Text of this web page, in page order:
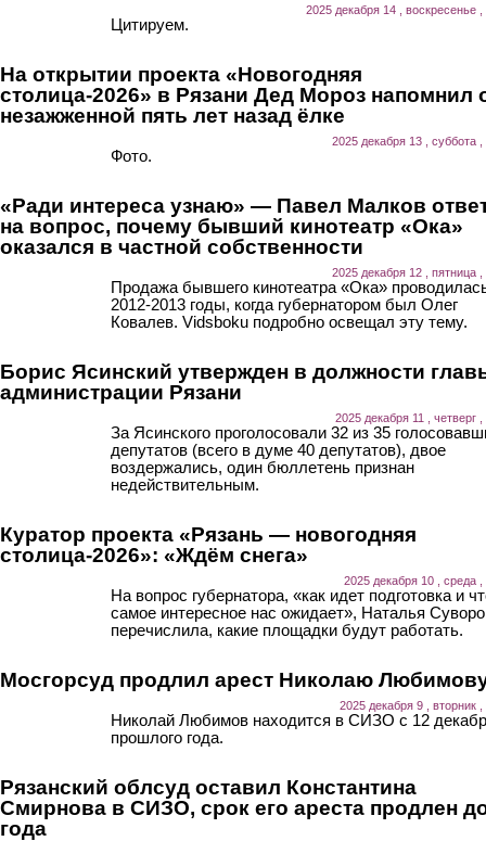
2025 декабря 14 , воскресенье ,
Цитируем.
На открытии проекта «Новогодняя
столица-2026» в Рязани Дед Мороз напомнил
незажженной пять лет назад ёлке
2025 декабря 13 , суббота ,
Фото.
«Ради интереса узнаю» — Павел Малков
на вопрос, почему бывший кинотеатр «Ока»
оказался в частной собственности
2025 декабря 12 , пятница ,
Продажа бывшего кинотеатра «Ока»
2012-2013 годы, когда губернатором был Олег
Ковалев. Vidsboku подробно освещал эту тему.
Борис Ясинский утвержден в должности
администрации Рязани
2025 декабря 11 , четверг
За Ясинского проголосовали 32 из 35
депутатов (всего в думе 40 депутатов), двое
воздержались, один бюллетень признан
недействительным.
Куратор проекта «Рязань — новогодняя
столица-2026»: «Ждём снега»
2025 декабря 10 , среда ,
На вопрос губернатора, «как идет подготовка и
самое интересное нас ожидает», Наталья
перечислила, какие площадки будут работать.
Мосгорсуд продлил арест Николаю
2025 декабря 9 , вторник ,
Николай Любимов находится в СИЗО с 12
прошлого года.
Рязанский облсуд оставил Константина
Смирнова в СИЗО, срок его ареста продлен
года